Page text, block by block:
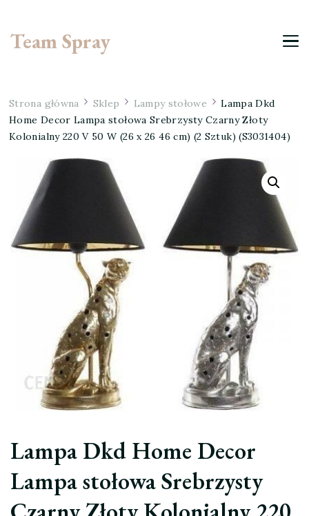
Team Spray
Strona główna Sklep Lampy stołowe
Lampa Dkd
Home Decor Lampa stołowa Srebrzysty Czarny Złoty
Kolonialny 220 V 50 W (26 x 26 46 cm) (2 Sztuk) (S3031404)
Lampa Dkd Home Decor
Lampa stołowa Srebrzysty